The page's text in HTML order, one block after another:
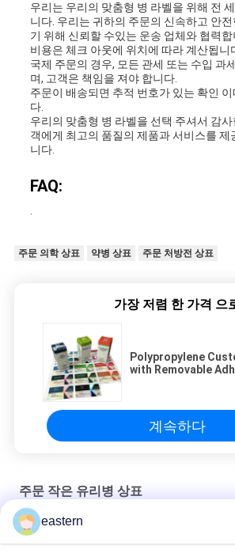
우리는 우리의 맞춤형 병 라벨을 위해 전
니다. 우리는 귀하의 주문의 신속하고 안
기 위해 신뢰할 수있는 운송 업체와 협력
비용은 체크 아웃에 위치에 따라 계산됩니
국제 주문의 경우, 모든 관세 또는 수입 과
며, 고객은 책임을 져야 합니다.
주문이 배송되면 추적 번호가 있는 확인
다.
우리의 맞춤형 병 라벨을 선택 주셔서 감
객에게 최고의 품질의 제품과 서비스를 제
니다.
FAQ:
.
주문 의학 상표 약병 상표 주문 처방전 상표
가장 저렴 한 가격 으
Polypropylene
with Removable
with Removable
Lamination
계속하다
주문 작은 유리병 상표
Sus 250 10ml 유리 바이알 라벨
eastern